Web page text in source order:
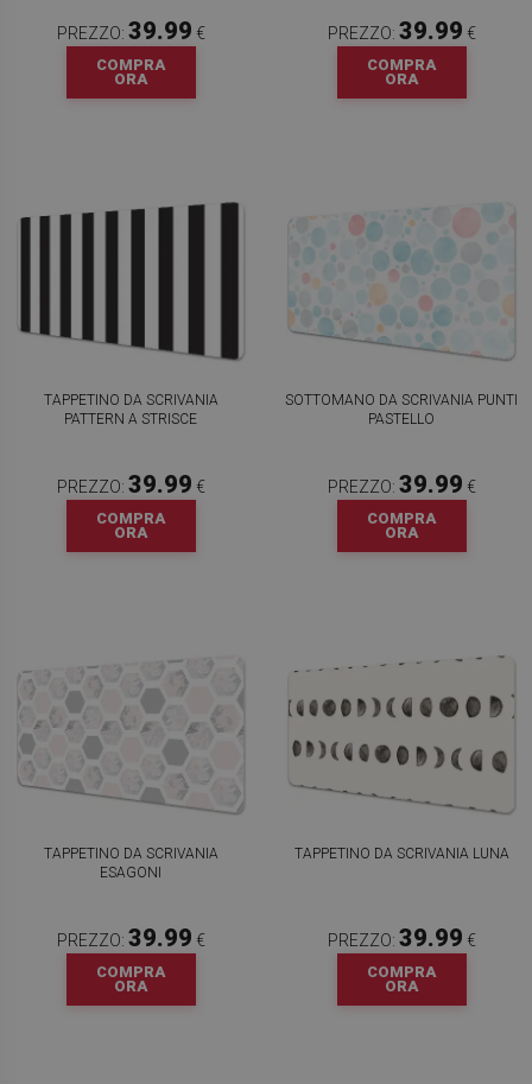
PREZZO: 39.99 €
COMPRA
ORA
PREZZO: 39.99 €
COMPRA
ORA
TAPPETINO DA SCRIVANIA
PATTERN A STRISCE
PREZZO: 39.99 €
COMPRA
ORA
SOTTOMANO DA SCRIVANIA PUNTI
PASTELLO
PREZZO: 39.99 €
COMPRA
ORA
TAPPETINO DA SCRIVANIA
ESAGONI
PREZZO: 39.99 €
COMPRA
ORA
TAPPETINO DA SCRIVANIA LUNA
PREZZO: 39.99 €
COMPRA
ORA